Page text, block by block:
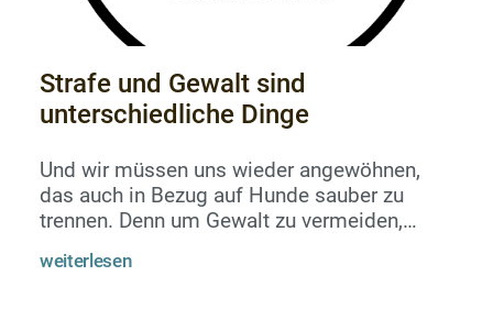
Strafe und Gewalt sind
unterschiedliche Dinge
Und wir müssen uns wieder angewöhnen,
das auch in Bezug auf Hunde sauber zu
trennen. Denn um Gewalt zu vermeiden,
auseinandersetzen, was das eigentlich ist
weiterlesen